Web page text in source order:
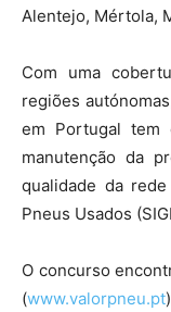
Alentejo, Mértola,
Com uma
regiões
em Portugal tem
manutenção da
qualidade da
Pneus Usados
O concurso
(www.valorpneu.pt